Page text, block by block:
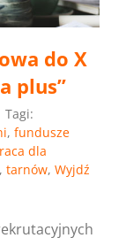
do X
plus”
Tagi:
, fundusze
dla
, tarnów, Wyjdź